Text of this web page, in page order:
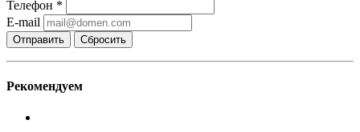
Телефон *
E-mail
Сбросить
Рекомендуем